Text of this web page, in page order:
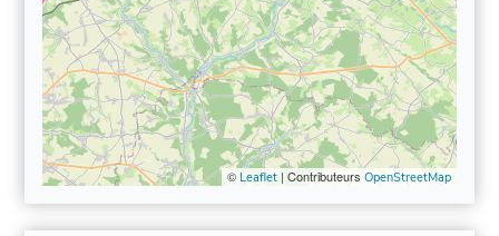
© Leaflet| Contributeurs OpenStreetMap